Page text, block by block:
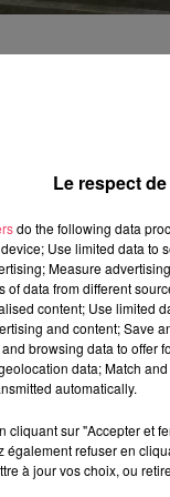
celle d'officier de
était
de la
ceux élus en mars
sauvages de
ou la protection
président des
nous guider dans
savoir comment
TEMPS"
Le respect
do the following data
Use limited data to
Measure
of data from different
content; Use limited
and content; Save
browsing data to offer
data; Match
automatically.
cliquant sur "Accepter et
également refuser en
à jour vos choix, ou